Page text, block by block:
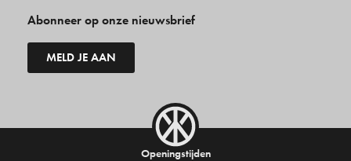
Abonneer op onze nieuwsbrief
MELD JE AAN
Openingstijden